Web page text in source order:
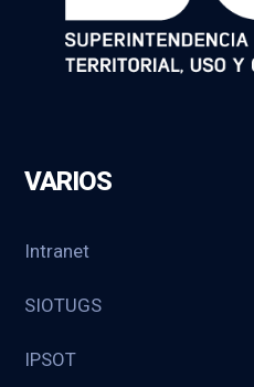
VARIOS
Intranet
SIOTUGS
IPSOT